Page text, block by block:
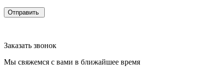
Заказать звонок
Мы свяжемся с вами в ближайшее время